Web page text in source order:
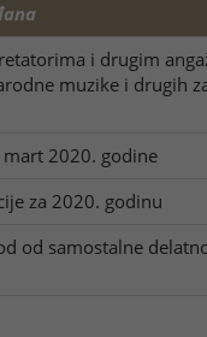
i drugim
muzike i drugih
2020. godine
za 2020. godinu
od samostalne